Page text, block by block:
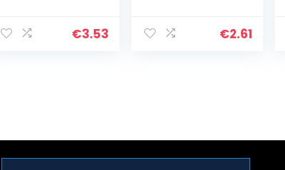
Sodium, Low €3.53
Inflammation of
€2.61